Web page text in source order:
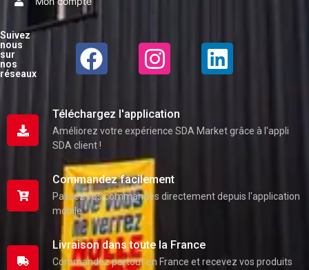
Téléchargez l'application
Améliorez votre expérience SDA Market grâce à l'appli
SDA client !
Commandez facilement
Passez vos commandes directement depuis l'application
mobile
Livraison dans toute la France
Commandez partout en France et recevez vos produits
Suivez
nous
sur
nos
réseaux